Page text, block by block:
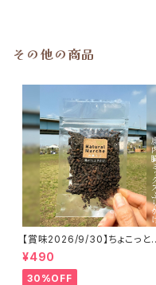
その他の商品
【賞味2026/9/30】ちょこっと
「鹿内臓mixふりかけ」ジビエ鹿
おやつ
¥490
30%OFF